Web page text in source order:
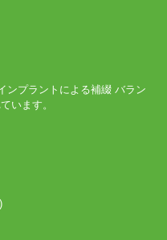
ンプラントによる補綴 バラン
います。